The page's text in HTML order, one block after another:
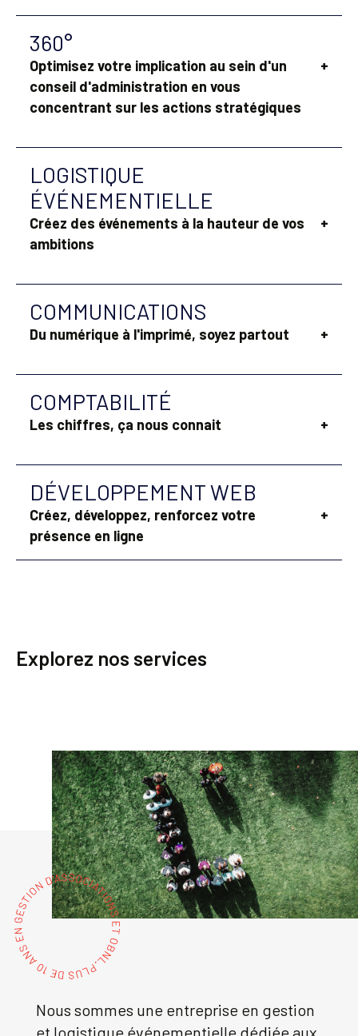
360°
Optimisez votre implication au sein d'un
conseil d'administration en vous
concentrant sur les actions stratégiques
+
LOGISTIQUE
ÉVÉNEMENTIELLE
Créez des événements à la hauteur de vos
ambitions
+
COMMUNICATIONS
Du numérique à l'imprimé, soyez partout +
COMPTABILITÉ
Les chiffres, ça nous connait +
DÉVELOPPEMENT WEB
Créez, développez, renforcez votre
présence en ligne
+
Explorez nos services
Nous sommes une entreprise en gestion
et logistique événementielle dédiée aux